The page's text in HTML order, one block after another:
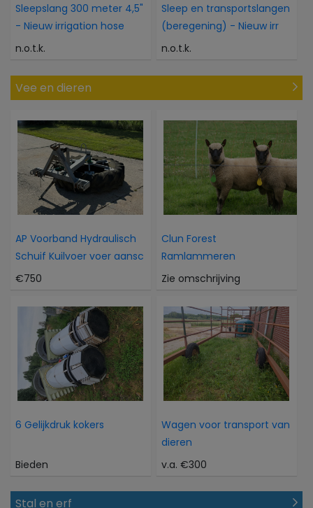
Sleepslang 300 meter 4,5"
- Nieuw irrigation hose
n.o.t.k.
Sleep en transportslangen
(beregening) - Nieuw irr
n.o.t.k.
Vee en dieren
AP Voorband Hydraulisch
Schuif Kuilvoer voer aansc
€750
Clun Forest
Ramlammeren
Zie omschrijving
6 Gelijkdruk kokers
Bieden
Wagen voor transport van
dieren
v.a. €300
Stal en erf